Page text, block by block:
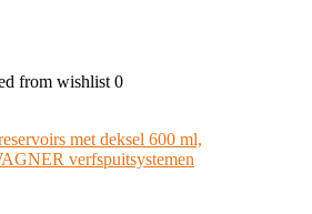
from wishlist 0